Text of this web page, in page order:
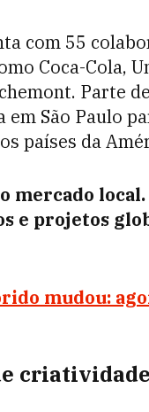
com 55
Coca-Cola,
Parte
São Paulo
países da
mercado
e projetos
mudou:
criatividade